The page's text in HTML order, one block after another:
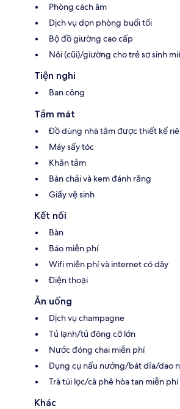
Phòng cách âm
Dịch vụ dọn phòng buổi tối
Bộ đồ giường cao cấp
Nôi (cũi)/giường cho trẻ sơ sinh
Tiện nghi
Ban công
Tắm mát
Đồ dùng nhà tắm được thiết kế
Máy sấy tóc
Khăn tắm
Bàn chải và kem đánh răng
Giấy vệ sinh
Kết nối
Bàn
Báo miễn phí
Wifi miễn phí và internet có dây
Điện thoại
Ăn uống
Dịch vụ champagne
Tủ lạnh/tủ đông cỡ lớn
Nước đóng chai miễn phí
Dụng cụ nấu nướng/bát dĩa/dao
Trà túi lọc/cà phê hòa tan miễn phí
Khác